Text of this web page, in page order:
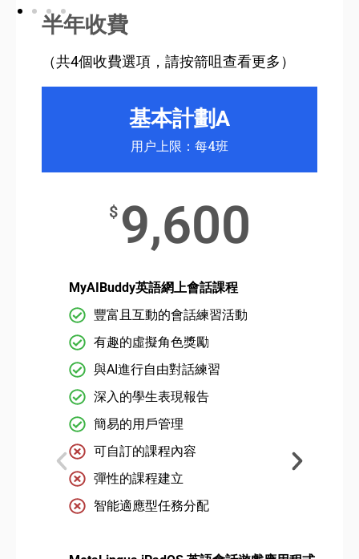
半年收費
（共4個收費選項，請按箭咀查看更多）
基本計劃A
用户上限：每4班
$ 9,600
MyAIBuddy英語網上會話課程
豐富且互動的會話練習活動
有趣的虛擬角色獎勵
與AI進行自由對話練習
深入的學生表現報告
簡易的用戶管理
可自訂的課程內容
彈性的課程建立
智能適應型任務分配